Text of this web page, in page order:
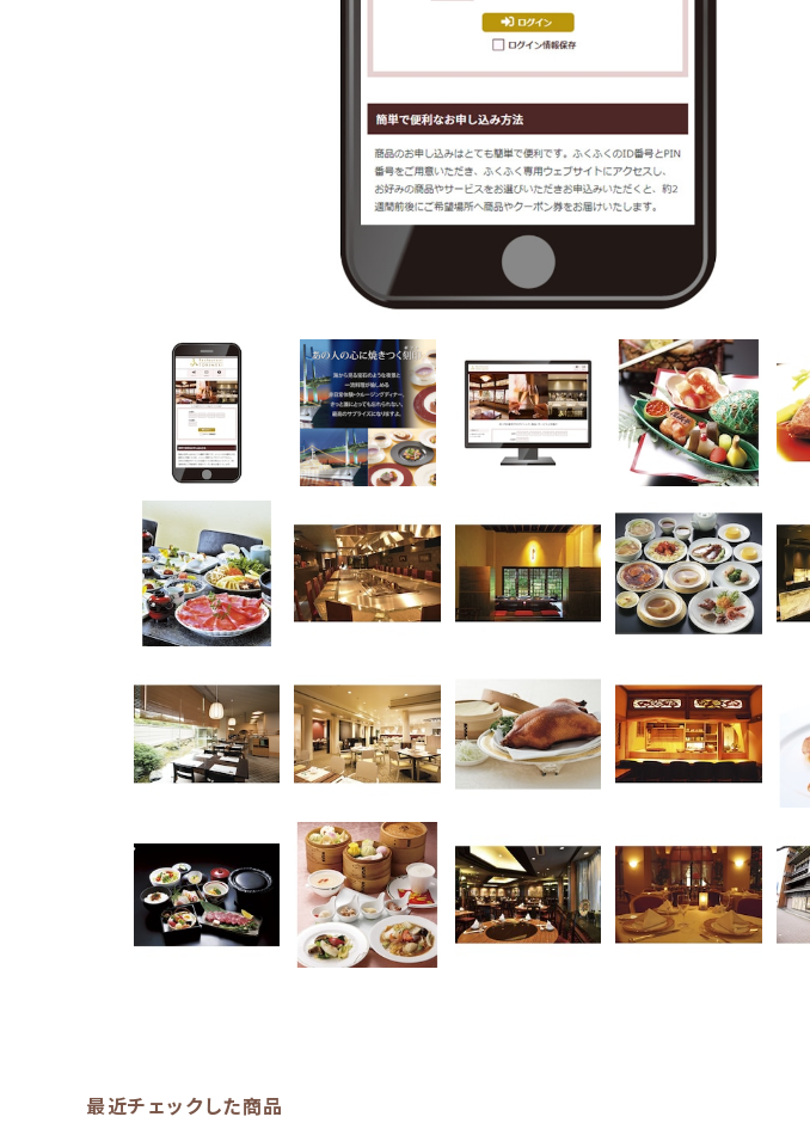
最近チェックした商品